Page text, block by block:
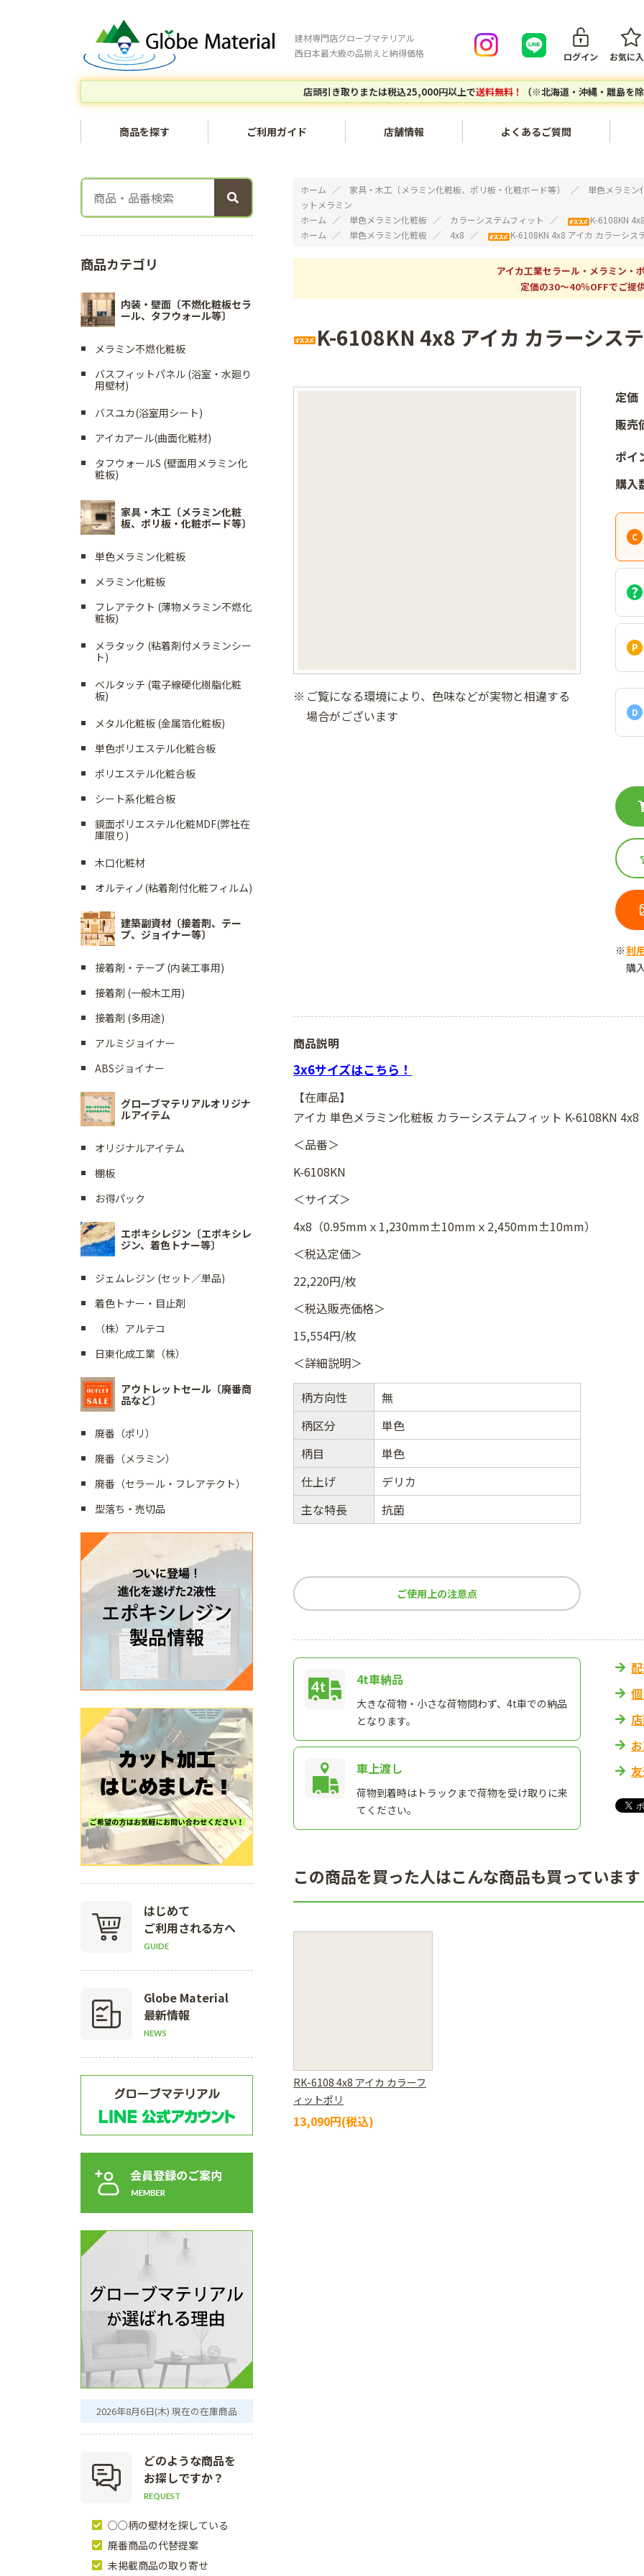
建材専門店グローブマテリアル
西日本最大級の品揃えと納得価格
ログイン お気に
店頭引き取りまたは税込25,000円以上で送料無料！ （※北海道・沖縄・離島を除
商品を探す
内装・壁面〔不燃化粧板セラ
ール、タフウォール等〕
家具・木工〔メラミン化粧
建築副資材〔接着剤、テー
グローブマテリアルオリジナ
アウトレットセール〔廃番商
ご利用ガイド
会員登録について
ご注文キ
ご注文の流れ
対応エリア
配送につ
個人宅・現場配送について
配送料に
店頭引き取りについて
返品につ
店舗情報 よくあるご質問
ホーム 家具・木工〔メラミン化粧板、ポリ板・化粧ボード等〕 単色メラミン
ットメラミン
ホーム
単色メラミン化粧板 カラーシステムフィット
K-6108KN
ホーム
単色メラミン化粧板 4x8 K-6108KN 4x8 アイカ カラーシス
アイカ工業セラール・メラミン・
定価の30～40％OFFでご提
K-6108KN 4x8 アイカ カラーシス
ご覧になる環境により、色味などが実物と相違する
場合がございます
定価
販売
ポイ
購入
D
利
購
商品説明
3x6サイズはこちら！
【在庫品】
アイカ 単色メラミン化粧板 カラーシステムフィット K-6108KN 4x8
＜品番＞
K-6108KN
＜サイズ＞
4x8（0.95mmｘ1,230mm±10mmｘ2,450mm±10mm）
＜税込定価＞
22,220円/枚
＜税込販売価格＞
15,554円/枚
＜詳細説明＞
柄方向性
無
柄区分
単色
柄目
単色
仕上げ
デリカ
主な特長
抗菌
ご使用上の注意点
4t車納品
大きな荷物・小さな荷物問わず、4t車での納品
となります。
車上渡し
荷物到着時はトラックまで荷物を受け取りに来
てください。
この商品を買った人はこんな商品も買っています
RK-6108 4x8 アイカ カラーフ
ィットポリ
13,090円(税込)
商品カテゴリ
内装・壁面〔不燃化粧板セラ
ール、タフウォール等〕
メラミン不燃化粧板
バスフィットパネル (浴室・水廻り
用壁材)
バスユカ(浴室用シート)
アイカアール(曲面化粧材)
タフウォールS (壁面用メラミン化
粧板)
家具・木工〔メラミン化粧
板、ポリ板・化粧ボード等〕
単色メラミン化粧板
メラミン化粧板
フレアテクト (薄物メラミン不燃化
粧板)
メラタック (粘着剤付メラミンシー
ト)
ベルタッチ (電子線硬化樹脂化粧
板)
メタル化粧板 (金属箔化粧板)
単色ポリエステル化粧合板
ポリエステル化粧合板
シート系化粧合板
鏡面ポリエステル化粧MDF(弊社在
庫限り)
木口化粧材
オルティノ(粘着剤付化粧フィルム)
建築副資材〔接着剤、テー
プ、ジョイナー等〕
接着剤・テープ (内装工事用)
接着剤 (一般木工用)
接着剤 (多用途)
アルミジョイナー
ABSジョイナー
グローブマテリアルオリジナ
ルアイテム
オリジナルアイテム
棚板
お得パック
エポキシレジン〔エポキシレ
ジン、着色トナー等〕
ジェムレジン (セット／単品)
着色トナー・目止剤
（株）アルテコ
日東化成工業（株）
アウトレットセール〔廃番商
品など〕
廃番（ポリ）
廃番（メラミン）
廃番（セラール・フレアテクト）
型落ち・売切品
はじめて
ご利用される方へ
GUIDE
Globe Material
最新情報
NEWS
2026年8月6日(木) 現在の在庫商品
どのような商品を
お探しですか？
REQUEST
○○柄の壁材を探している
廃番商品の代替提案
未掲載商品の取り寄せ